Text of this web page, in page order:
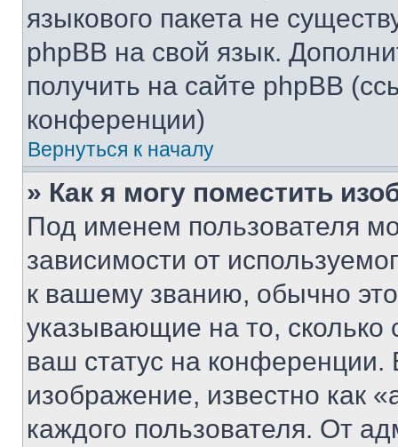
языкового пакета не
phpBB на свой язык.
получить на сайте phpBB
конференции)
Вернуться к началу
» Как я могу поместить
Под именем пользователя
зависимости от
к вашему званию, обычно это
указывающие на то,
ваш статус на
изображение, известно как
каждого пользователя. От